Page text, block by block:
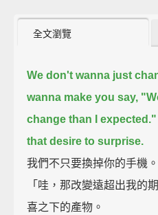
全文瀏覽
We don't wanna just
wanna make you say,
change than I expected."
that desire to surprise.
我們不只要換掉你的手機
「哇，那改變遠超出我的
喜之下的產物。